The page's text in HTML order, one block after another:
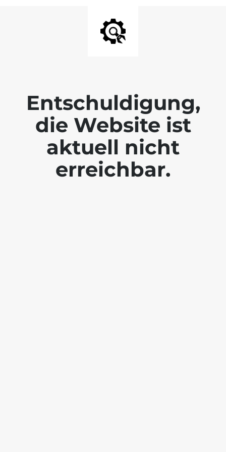
Entschuldigung,
die Website ist
aktuell nicht
erreichbar.